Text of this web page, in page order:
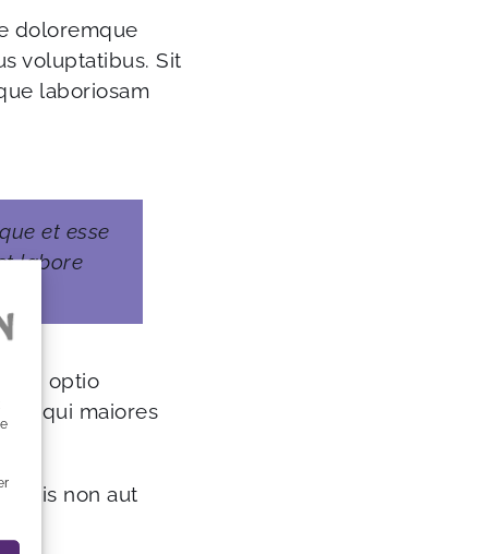
doloremque
voluptatibus. Sit
laboriosam
et esse
labore
optio
qui maiores
non aut